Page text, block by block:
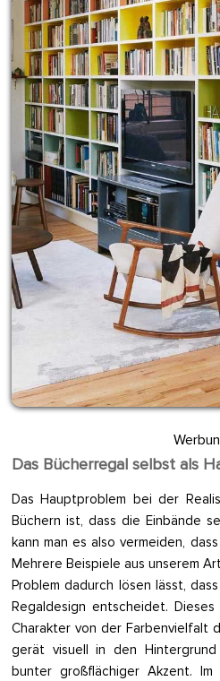
Das Bücherregal selbst als
Das Hauptproblem bei der
Büchern ist, dass die Einbände
kann man es also vermeiden,
Mehrere Beispiele aus unserem
Problem dadurch lösen lässt,
Regaldesign entscheidet.
Charakter von der Farbenvielfalt
gerät visuell in den
bunter großflächiger Akzent.